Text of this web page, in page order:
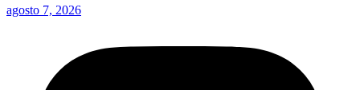
agosto 7, 2026